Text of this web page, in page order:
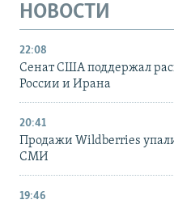
НОВОСТИ
22:08
Сенат США поддержал
России и Ирана
20:41
Продажи Wildberries
СМИ
19:46